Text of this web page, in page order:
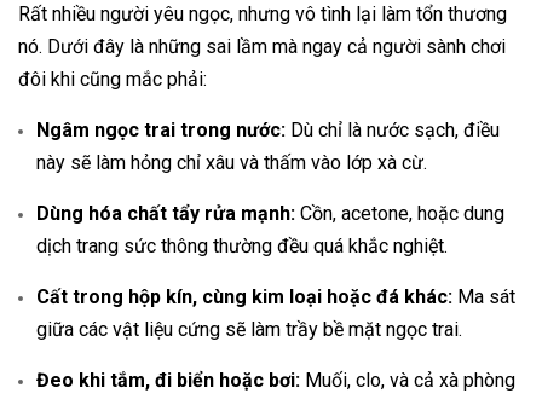
Rất nhiều người yêu ngọc, nhưng vô tình lại làm tổn thương
nó. Dưới đây là những sai lầm mà ngay cả người sành chơi
đôi khi cũng mắc phải:
Ngâm ngọc trai trong nước: Dù chỉ là nước sạch, điều
này sẽ làm hỏng chỉ xâu và thấm vào lớp xà cừ.
Dùng hóa chất tẩy rửa mạnh: Cồn, acetone, hoặc dung
dịch trang sức thông thường đều quá khắc nghiệt.
Cất trong hộp kín, cùng kim loại hoặc đá khác: Ma sát
giữa các vật liệu cứng sẽ làm trầy bề mặt ngọc trai.
Đeo khi tắm, đi biển hoặc bơi: Muối, clo, và cả xà phòng